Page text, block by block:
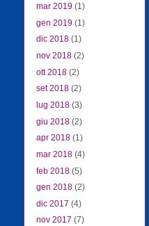
mar 2019 (1)
gen 2019 (1)
dic 2018 (1)
nov 2018 (2)
ott 2018 (2)
set 2018 (2)
lug 2018 (3)
giu 2018 (2)
apr 2018 (1)
mar 2018 (4)
feb 2018 (5)
gen 2018 (2)
dic 2017 (4)
nov 2017 (7)